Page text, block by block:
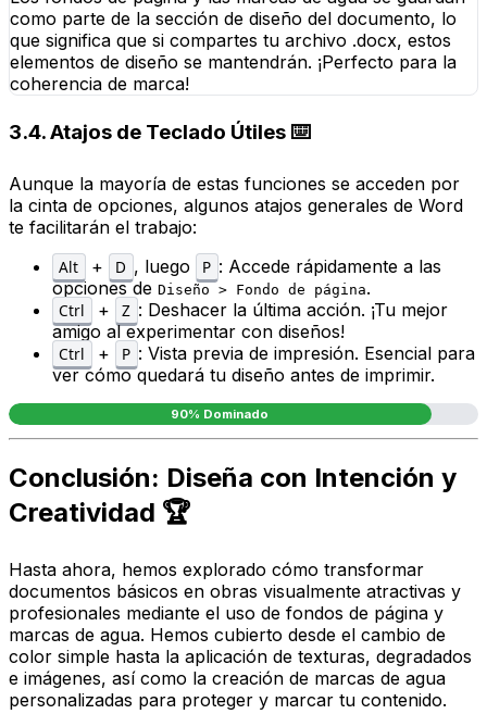
como parte de la sección de diseño del documento, lo
que significa que si compartes tu archivo .docx, estos
elementos de diseño se mantendrán. ¡Perfecto para la
coherencia de marca!
3.4. Atajos de Teclado Útiles ⌨️
Aunque la mayoría de estas funciones se acceden por
la cinta de opciones, algunos atajos generales de Word
te facilitarán el trabajo:
Alt + D , luego P : Accede rápidamente a las
opciones de Diseño > Fondo de página.
Ctrl + Z : Deshacer la última acción. ¡Tu mejor
amigo al experimentar con diseños!
Ctrl + P : Vista previa de impresión. Esencial para
ver cómo quedará tu diseño antes de imprimir.
90% Dominado
Conclusión: Diseña con Intención y
Creatividad 🏆
Hasta ahora, hemos explorado cómo transformar
documentos básicos en obras visualmente atractivas y
profesionales mediante el uso de fondos de página y
marcas de agua. Hemos cubierto desde el cambio de
color simple hasta la aplicación de texturas, degradados
e imágenes, así como la creación de marcas de agua
personalizadas para proteger y marcar tu contenido.